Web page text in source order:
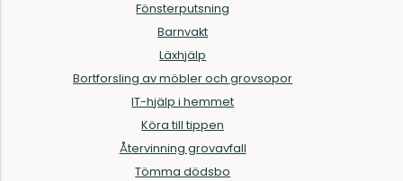
Fönsterputsning
Barnvakt
Läxhjälp
Bortforsling av möbler och grovsopor
IT-hjälp i hemmet
Köra till tippen
Återvinning grovavfall
Tömma dödsbo